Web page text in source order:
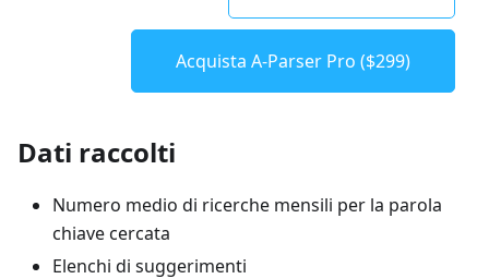
Acquista A-Parser Pro ($299)
Dati raccolti
Numero medio di ricerche mensili per la parola
chiave cercata
Elenchi di suggerimenti